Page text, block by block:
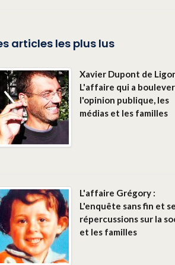
articles les plus lus
Xavier Dupont de
L'affaire qui a
l'opinion publique, les
médias et les familles
L'affaire Grégory :
L'enquête sans fin et
répercussions sur la
et les familles